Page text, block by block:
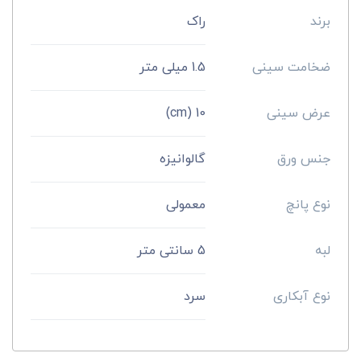
برند راک
ضخامت سینی 1.5 میلی متر
عرض سینی 10 (cm)
جنس ورق گالوانیزه
نوع پانچ معمولی
لبه 5 سانتی متر
نوع آبکاری سرد